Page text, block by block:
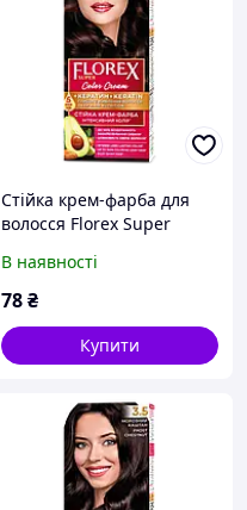
Стійка крем-фарба для
волосся Florex Super
В наявності
78₴
Купити